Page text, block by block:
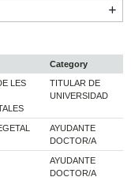
Category
LES
TITULAR DE
UNIVERSIDAD
AYUDANTE
DOCTOR/A
AYUDANTE
DOCTOR/A